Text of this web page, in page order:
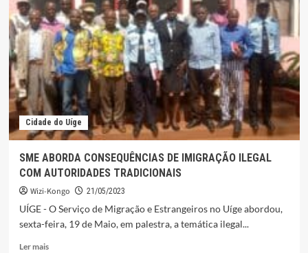
CAUSAM
90
MORTES
EM
UM
ANO
Cidade do Uíge
SME ABORDA CONSEQUÊNCIAS DE IMIGRAÇÃO ILEGAL
COM AUTORIDADES TRADICIONAIS
Wizi-Kongo 21/05/2023
UÍGE - O Serviço de Migração e Estrangeiros no Uíge abordou,
sexta-feira, 19 de Maio, em palestra, a temática ilegal...
Ler maisLeia